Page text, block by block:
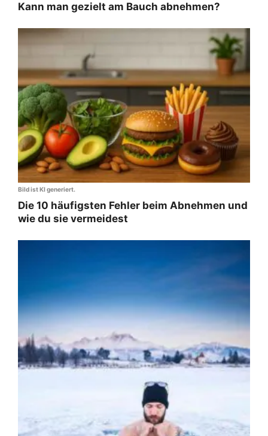
Kann man gezielt am Bauch abnehmen?
Bild ist KI generiert.
Die 10 häufigsten Fehler beim Abnehmen und
wie du sie vermeidest